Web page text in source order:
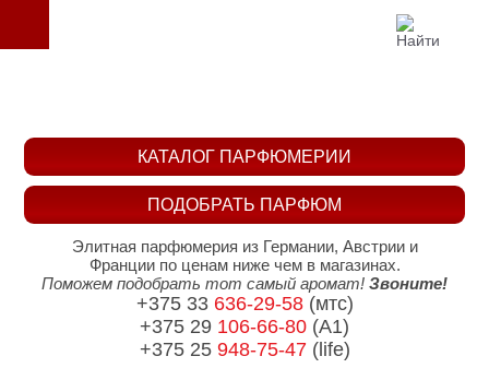
ПОДОБРАТЬ ПАРФЮМ
КАТАЛОГ ПАРФЮМЕРИИ
Элитная парфюмерия из Германии, Австрии и
Франции по ценам ниже чем в магазинах.
Поможем подобрать тот самый аромат! Звоните!
+375 33 636-29-58(мтс)
+375 29 106-66-80 (A1)
+375 25 948-75-47(life)